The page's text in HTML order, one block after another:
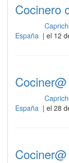
Cocinero
España | el 12
España | el 28